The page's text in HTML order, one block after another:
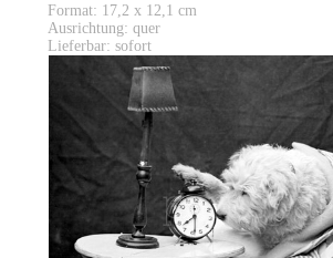
Format: 17,2 x 12,1 cm
Ausrichtung: quer
Lieferbar: sofort